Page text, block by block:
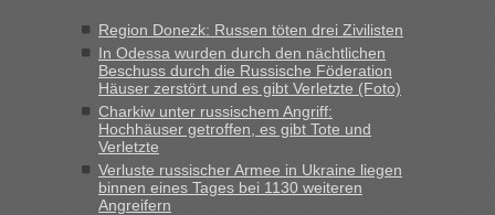
Milliarden aufgedeckt
„Kein Zoll. Du musst an sich nur sagen dass das privat ist
und du nicht damit handeln willst. So lange das nicht
Originalverpackt ist und ersichlich das nicht neu sollte es
keine Probleme geben“
Recht, Visa und Dokumente • Deklaration
gebrauchter Kleidung beim Zoll
Region Donezk: Russen töten drei Zivilisten
In Odessa wurden durch den nächtlichen
Beschuss durch die Russische Föderation
Häuser zerstört und es gibt Verletzte (Foto)
Charkiw unter russischem Angriff:
Hochhäuser getroffen, es gibt Tote und
Verletzte
Verluste russischer Armee in Ukraine liegen
binnen eines Tages bei 1130 weiteren
Angreifern